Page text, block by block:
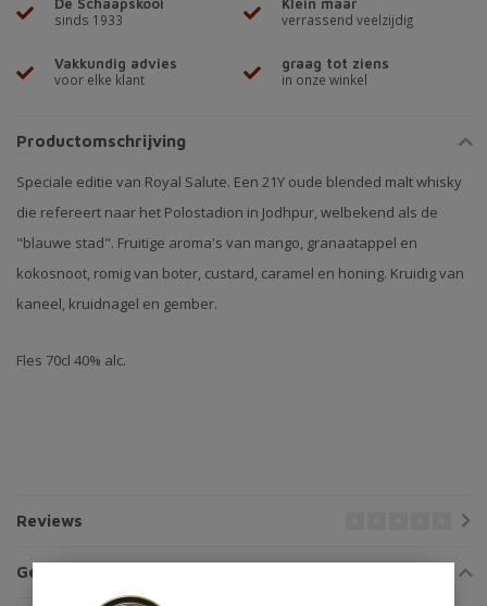
De Schaapskooi
sinds 1933
Klein maar
verrassend veelzijdig
Vakkundig advies
voor elke klant
graag tot ziens
in onze winkel
Productomschrijving
Speciale editie van Royal Salute. Een 21Y oude blended malt whisky
die refereert naar het Polostadion in Jodhpur, welbekend als de
"blauwe stad". Fruitige aroma's van mango, granaatappel en
kokosnoot, romig van boter, custard, caramel en honing. Kruidig van
kaneel, kruidnagel en gember.
Fles 70cl 40% alc.
Reviews
Gerelateerde producten